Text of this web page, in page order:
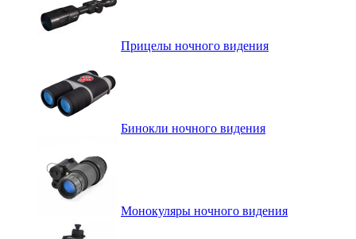
Прицелы ночного видения
Бинокли ночного видения
Монокуляры ночного видения